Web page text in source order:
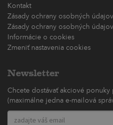
Kontakt
Zásady ochrany osobných
Zásady ochrany osobných
Informácie o cookies
Zmeniť nastavenia cookies
Newsletter
Chcete dostávať akciové ponuky
(maximálne jedna e-mailová